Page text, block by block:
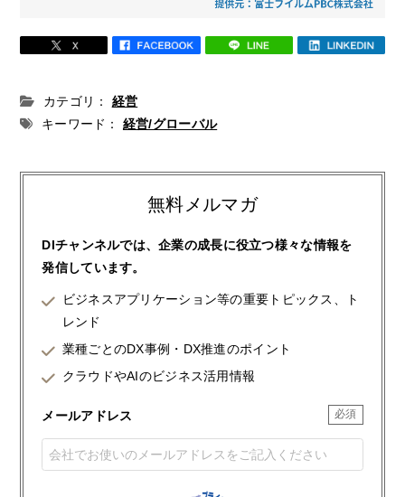
カテゴリ：
経営
キーワード：
経営/グローバル
無料メルマガ
DIチャンネルでは、企業の成長に役立つ様々な情報を
発信しています。
ビジネスアプリケーション等の重要トピックス、ト
レンド
業種ごとのDX事例・DX推進のポイント
クラウドやAIのビジネス活用情報
メールアドレス